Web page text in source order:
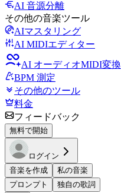
AI 音源分離
その他の音楽ツール
AIマスタリング
AI MIDIエディター
AI オーディオMIDI変換
BPM 測定
その他のツール
料金
フィードバック
無料で開始
ログイン
音楽を作成
私の音楽
プロンプト
独自の歌詞